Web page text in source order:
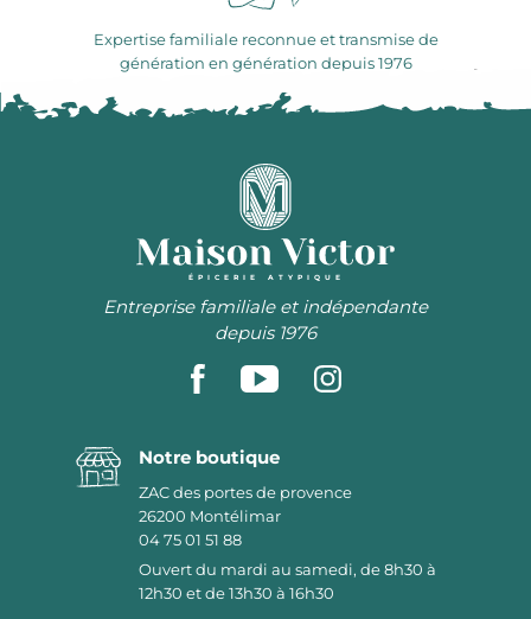
Expertise familiale reconnue et transmise de
génération en génération depuis 1976
ÉPICERIE ATYPIQUE
Entreprise familiale et indépendante
depuis 1976
Notre boutique
ZAC des portes de provence
26200 Montélimar
04 75 01 51 88
Ouvert du mardi au samedi, de 8h30 à
12h30 et de 13h30 à 16h30